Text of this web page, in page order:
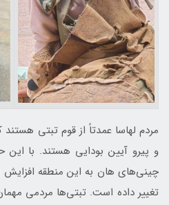
مردم لهاسا عمدتاً از قوم تبتی
و پیرو آیین بودایی هستند. با این
چینی‌های هان به این منطقه افزایش
تغییر داده است. تبتی‌ها مردمی